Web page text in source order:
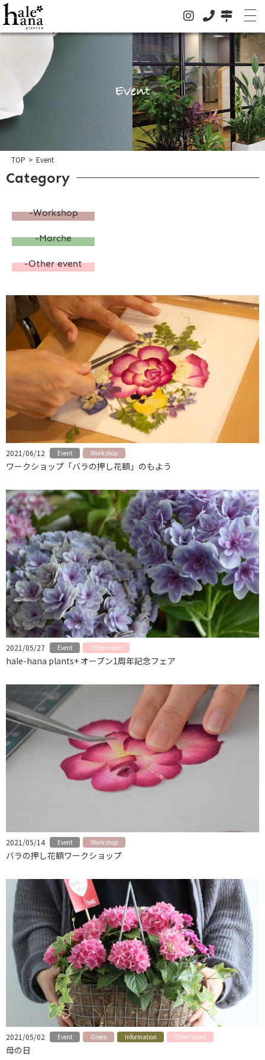
グリーン
ドライフラワー
ハレハナについて
お問い合わせ
instagram
Event
TOP > Event
Category
-Workshop
-Marche
-Other event
2021/06/12 Event Workshop
ワークショップ「バラの押し花額」のもよう
2021/05/27 Event Other event
hale-hana plants+ オープン1周年記念フェア
2021/05/14 Event Workshop
バラの押し花額ワークショップ
2021/05/02 Event Green Information Other event
母の日